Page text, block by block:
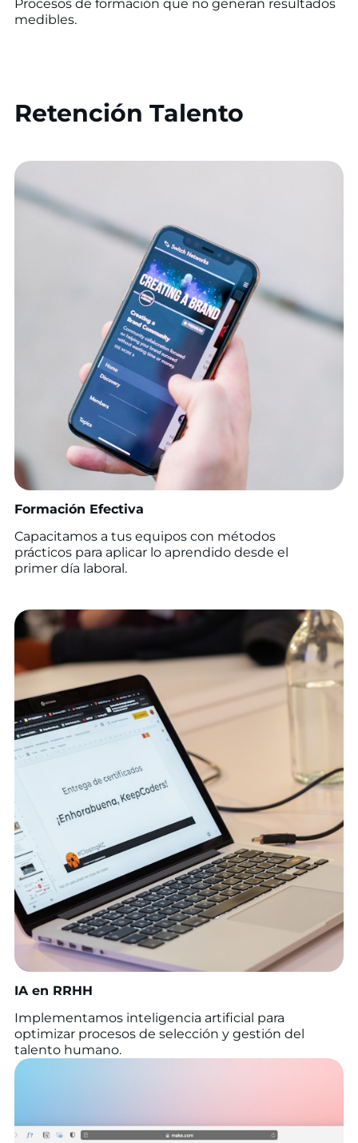
Procesos de formación que no generan resultados
medibles.
Retención Talento
Formación Efectiva
Capacitamos a tus equipos con métodos
prácticos para aplicar lo aprendido desde el
primer día laboral.
IA en RRHH
Implementamos inteligencia artificial para
optimizar procesos de selección y gestión del
talento humano.